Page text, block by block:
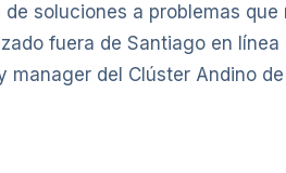
soluciones a problemas
fuera de Santiago en
del Clúster Andino de